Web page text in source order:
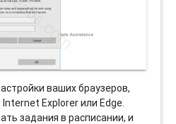
ваших браузеров,
Explorer или Edge.
задания в расписании, и